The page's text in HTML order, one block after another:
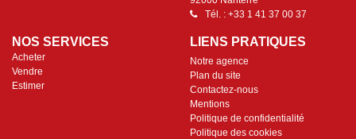
Tél. : +33 1 41 37 00 37
NOS SERVICES
Acheter
Vendre
Estimer
LIENS PRATIQUES
Notre agence
Plan du site
Contactez-nous
Mentions
Politique de confidentialité
Politique des cookies